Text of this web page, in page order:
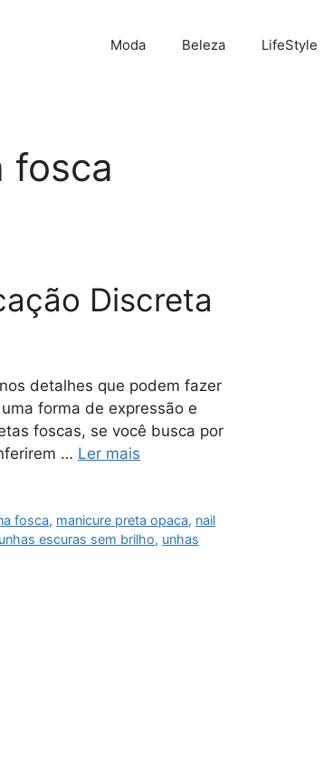
Moda Beleza LifeStyle
fosca
Discreta
detalhes que podem fazer
forma de expressão e
foscas, se você busca por
… Ler mais
fosca, manicure preta opaca, nail
unhas escuras sem brilho, unhas